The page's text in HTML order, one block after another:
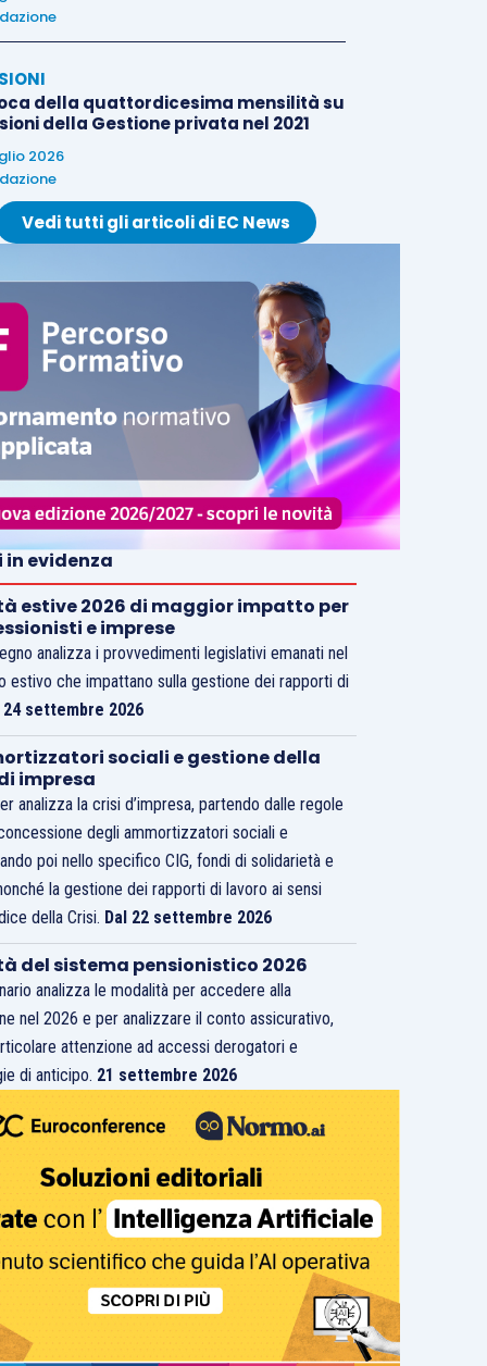
della quattordicesima mensilità su
della Gestione privata nel 2021
2026
Vedi tutti gli articoli di EC News
in evidenza
estive 2026 di maggior impatto per
e imprese
analizza i provvedimenti legislativi emanati nel
estivo che impattano sulla gestione dei rapporti di
24 settembre 2026
sociali e gestione della
impresa
analizza la crisi d’impresa, partendo dalle regole
degli ammortizzatori sociali e
poi nello specifico CIG, fondi di solidarietà e
la gestione dei rapporti di lavoro ai sensi
della Crisi. Dal 22 settembre 2026
del sistema pensionistico 2026
analizza le modalità per accedere alla
nel 2026 e per analizzare il conto assicurativo,
attenzione ad accessi derogatori e
di anticipo. 21 settembre 2026